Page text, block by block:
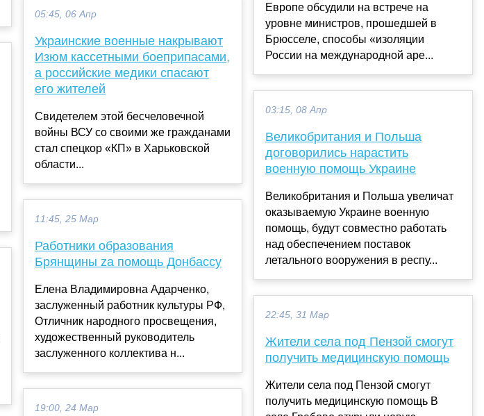
05:45, 06 Апр
Украинские военные накрывают
Изюм кассетными боеприпасами,
а российские медики спасают
его жителей
Свидетелем этой бесчеловечной
войны ВСУ со своими же гражданами
стал спецкор «КП» в Харьковской
области...
11:45, 25 Мар
Работники образования
Брянщины zа помощь Донбассу
Елена Владимировна Адарченко,
заслуженный работник культуры РФ,
Отличник народного просвещения,
художественный руководитель
заслуженного коллектива н...
19:00, 24 Мар
Европе обсудили на встрече на
уровне министров, прошедшей в
Брюсселе, способы «изоляции
России на международной аре...
03:15, 08 Апр
Великобритания и Польша
договорились нарастить
военную помощь Украине
Великобритания и Польша увеличат
оказываемую Украине военную
помощь, будут совместно работать
над обеспечением поставок
летального вооружения в респу...
22:45, 31 Мар
Жители села под Пензой смогут
получить медицинскую помощь
Жители села под Пензой смогут
получить медицинскую помощь В